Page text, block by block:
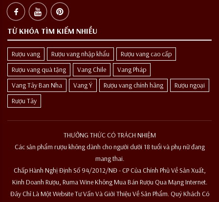
TỪ KHÓA TÌM KIẾM NHIỀU
Rượu vang Rượu vang nhập khẩu
Rượu vang cao cấp
Rượu vang quà tặng
Vang Chile
Vang Pháp
Vang Tây Ban Nha
Vang Ý Rượu vang chính hãng
Rượu ngoại
Rượu Tây
THƯỞNG THỨC CÓ TRÁCH NHIỆM
Các sản phẩm rượu không dành cho người dưới 18 tuổi và phụ nữ đang
mang thai.
Chấp Hành Nghị Định Số 94/2012/NĐ - CP Của Chính Phủ Về Sản Xuất,
Kinh Doanh Rượu, Ruma Wine Không Mua Bán Rượu Qua Mạng Internet.
Đây Chỉ Là Một Website Tư Vấn Và Giới Thiệu Về Sản Phẩm. Quý Khách Có